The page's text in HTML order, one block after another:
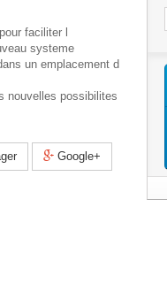
faciliter l
systeme
un emplacement d
nouvelles possibilites
Google+